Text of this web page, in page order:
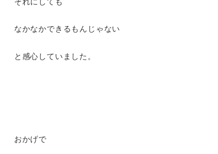
なかなかできるもんじゃない
と感心していました。
おかげで